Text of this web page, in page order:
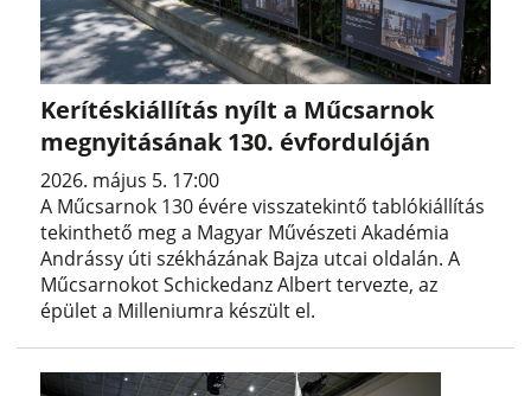
Kerítéskiállítás nyílt a Műcsarnok
megnyitásának 130. évfordulóján
2026. május 5. 17:00
A Műcsarnok 130 évére visszatekintő tablókiállítás
tekinthető meg a Magyar Művészeti Akadémia
Andrássy úti székházának Bajza utcai oldalán. A
Műcsarnokot Schickedanz Albert tervezte, az
épület a Milleniumra készült el.